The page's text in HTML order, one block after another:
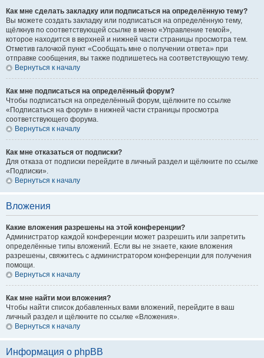
Как мне сделать закладку или подписаться на определённую тему?
Вы можете создать закладку или подписаться на определённую тему,
щёлкнув по соответствующей ссылке в меню «Управление темой»,
которое находится в верхней и нижней части страницы просмотра тем.
Отметив галочкой пункт «Сообщать мне о получении ответа» при
отправке сообщения, вы также подпишетесь на соответствующую тему.
Вернуться к началу
Как мне подписаться на определённый форум?
Чтобы подписаться на определённый форум, щёлкните по ссылке
«Подписаться на форум» в нижней части страницы просмотра
соответствующего форума.
Вернуться к началу
Как мне отказаться от подписки?
Для отказа от подписки перейдите в личный раздел и щёлкните по ссылке
«Подписки».
Вернуться к началу
Вложения
Какие вложения разрешены на этой конференции?
Администратор каждой конференции может разрешить или запретить
определённые типы вложений. Если вы не знаете, какие вложения
разрешены, свяжитесь с администратором конференции для получения
помощи.
Вернуться к началу
Как мне найти мои вложения?
Чтобы найти список добавленных вами вложений, перейдите в ваш
личный раздел и щёлкните по ссылке «Вложения».
Вернуться к началу
Информация о phpBB